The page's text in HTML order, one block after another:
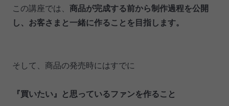
この講座では、 商品が完成する前から制作過程を公開
し、お客さまと一緒に作ることを目指します。
そして、商品の発売時にはすでに
『買いたい』と思っているファンを作ること